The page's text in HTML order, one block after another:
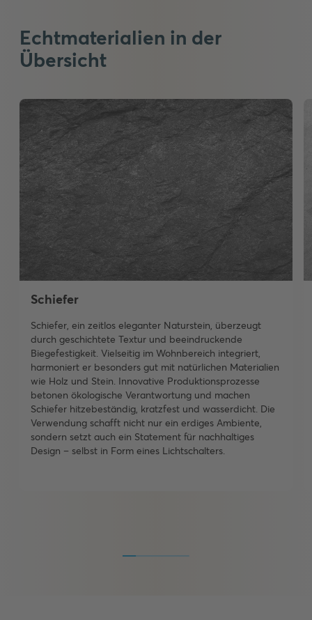
Echtmaterialien in der
Übersicht
Schiefer
Schiefer, ein zeitlos eleganter Naturstein, überzeugt
durch geschichtete Textur und beeindruckende
Biegefestigkeit. Vielseitig im Wohnbereich integriert,
harmoniert er besonders gut mit natürlichen Materialien
wie Holz und Stein. Innovative Produktionsprozesse
betonen ökologische Verantwortung und machen
Schiefer hitzebeständig, kratzfest und wasserdicht. Die
Verwendung schafft nicht nur ein erdiges Ambiente,
sondern setzt auch ein Statement für nachhaltiges
Design – selbst in Form eines Lichtschalters.